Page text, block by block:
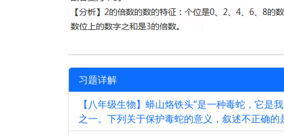
习题详解
【八年级生物】蟒山烙铁头”是一种毒蛇，它是
之一。下列关于保护毒蛇的意义，叙述不正确的